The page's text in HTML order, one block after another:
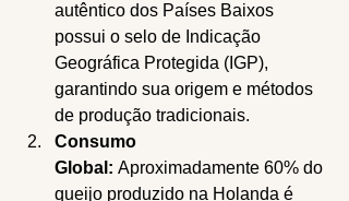
autêntico dos Países Baixos
possui o selo de Indicação
Geográfica Protegida (IGP),
garantindo sua origem e métodos
de produção tradicionais.
Consumo
Global: Aproximadamente 60% do
queijo produzido na Holanda é